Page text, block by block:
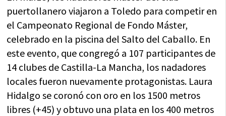
puertollanero viajaron a Toledo para competir en
el Campeonato Regional de Fondo Máster,
celebrado en la piscina del Salto del Caballo. En
este evento, que congregó a 107 participantes de
14 clubes de Castilla-La Mancha, los nadadores
locales fueron nuevamente protagonistas. Laura
Hidalgo se coronó con oro en los 1500 metros
libres (+45) y obtuvo una plata en los 400 metros